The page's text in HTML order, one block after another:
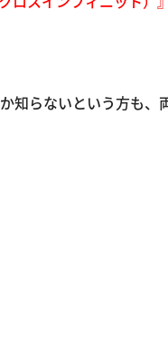
知らないという方も、